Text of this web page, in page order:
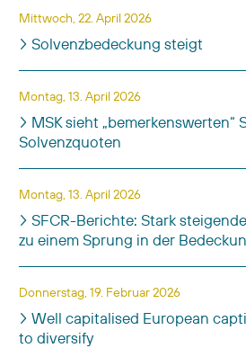
Mittwoch, 22. April 2026
Solvenzbedeckung steigt
Montag, 13. April 2026
MSK sieht „bemerkenswerten“
Solvenzquoten
Montag, 13. April 2026
SFCR-Berichte: Stark
zu einem Sprung in der
Donnerstag, 19. Februar 2026
Well capitalised European
to diversify